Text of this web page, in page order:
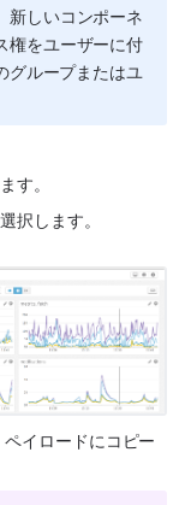
新しいコンポーネ
権をユーザーに付
グループまたはユ
す。
択します。
イロードにコピー